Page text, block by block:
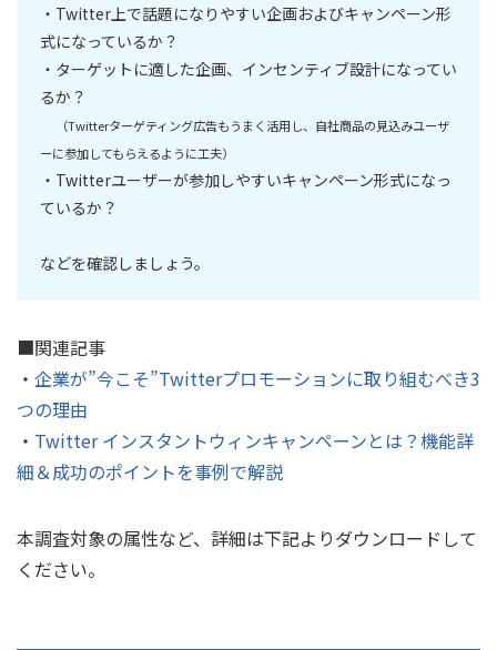
・Twitter上で話題になりやすい企画およびキャンペーン形
式になっているか？
・ターゲットに適した企画、インセンティブ設計になってい
るか？
（Twitterターゲティング広告もうまく活用し、自社商品の見込みユーザ
ーに参加してもらえるように工夫）
・Twitterユーザーが参加しやすいキャンペーン形式になっ
ているか？
などを確認しましょう。
■関連記事
・ 企業が”今こそ”Twitterプロモーションに取り組むべき3
つの理由
・ Twitter インスタントウィンキャンペーンとは？機能詳
細＆成功のポイントを事例で解説
本調査対象の属性など、詳細は下記よりダウンロードして
ください。